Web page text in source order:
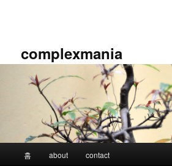
complexmania
홈 about contact